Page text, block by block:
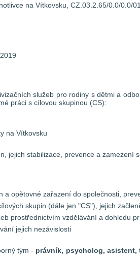
na Vítkovsku, CZ.03.2.65/0.0/0.0/
služeb pro rodiny s dětmi a
práci s cílovou skupinou (CS):
na Vítkovsku
jejich stabilizace, prevence a zamezení
a opětovné zařazení do společnosti,
skupin (dále jen "CS"), jejich
prostřednictvím vzdělávání a dohledu
jejich nezávislosti
tým - právník, psycholog, asistent,